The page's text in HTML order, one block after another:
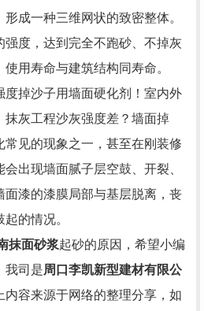
成一种三维网状的致密整体。
强度，达到完全不跑砂、不掉灰
用寿命与建筑结构同寿命。
掉沙子用墙面硬化剂！室内外
抹灰工程沙灰强度差？墙面掉
常见的现象之一，甚至在刚装修
出现墙面腻子层空鼓、开裂、
面漆的漆膜局部与基层脱离，丧
的情况。
抹面砂浆起砂的原因，希望小编
我司是周口李凯新型建材有限公
内容来源于网络的整理分享，如